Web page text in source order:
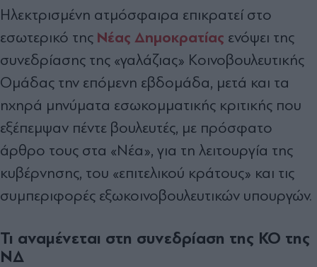
Ηλεκτρισμένη ατμόσφαιρα επικρατεί στο
εσωτερικό της Νέας Δημοκρατίας ενόψει της
συνεδρίασης της «γαλάζιας» Κοινοβουλευτικής
Ομάδας την επόμενη εβδομάδα, μετά και τα
ηχηρά μηνύματα εσωκομματικής κριτικής που
εξέπεμψαν πέντε βουλευτές, με πρόσφατο
άρθρο τους στα «Νέα», για τη λειτουργία της
κυβέρνησης, του «επιτελικού κράτους» και τις
συμπεριφορές εξωκοινοβουλευτικών υπουργών.
Τι αναμένεται στη συνεδρίαση της ΚΟ της
ΝΔ